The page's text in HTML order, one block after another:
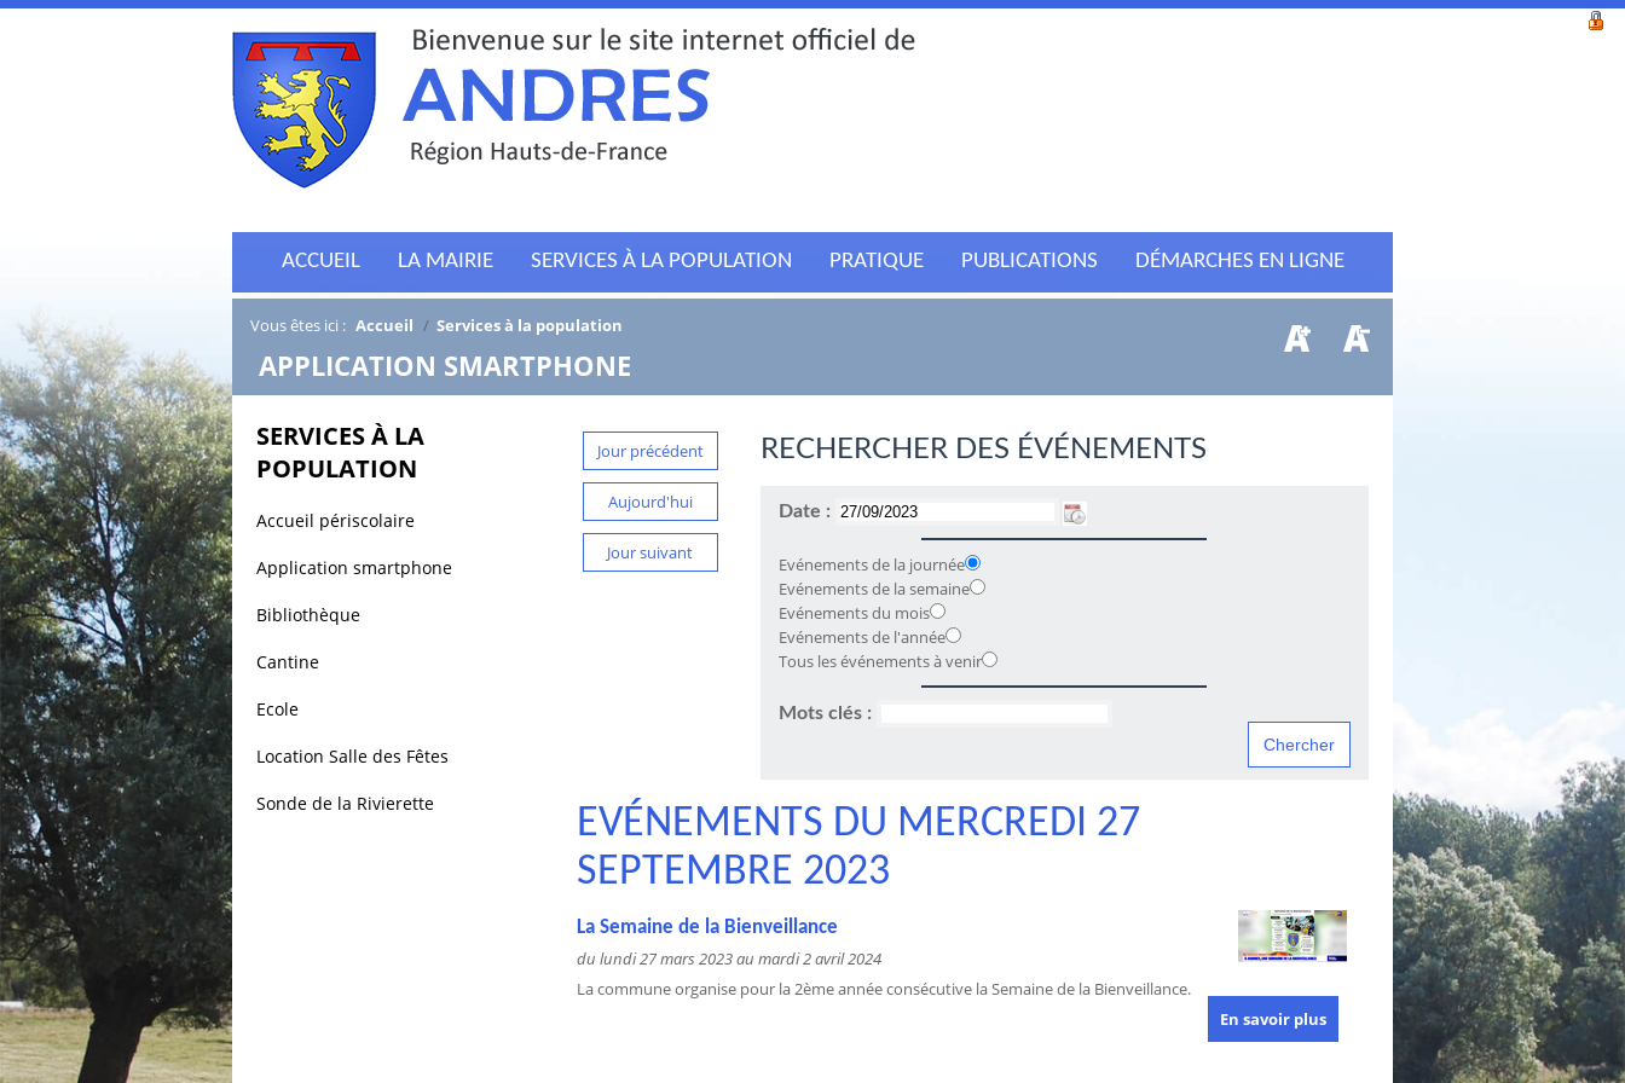
ACCUEIL LA MAIRIE SERVICES À LA POPULATION PRATIQUE PUBLICATIONS DÉMARCHES EN LIGNE
Vous êtes ici : Accueil / Services à la population
APPLICATION SMARTPHONE
SERVICES À LA
POPULATION
Accueil périscolaire
Application smartphone
Bibliothèque
Cantine
Ecole
Location Salle des Fêtes
Sonde de la Rivierette
Jour précédent
Aujourd'hui
Jour suivant
RECHERCHER DES ÉVÉNEMENTS
Date :
Evénements de la journée
Evénements de la semaine
Evénements du mois
Evénements de l'année
Tous les événements à venir
Mots clés :
EVÉNEMENTS DU MERCREDI 27
SEPTEMBRE 2023
La Semaine de la Bienveillance
du lundi 27 mars 2023 au mardi 2 avril 2024
La commune organise pour la 2ème année consécutive la Semaine de la Bienveillance.
En savoir plus